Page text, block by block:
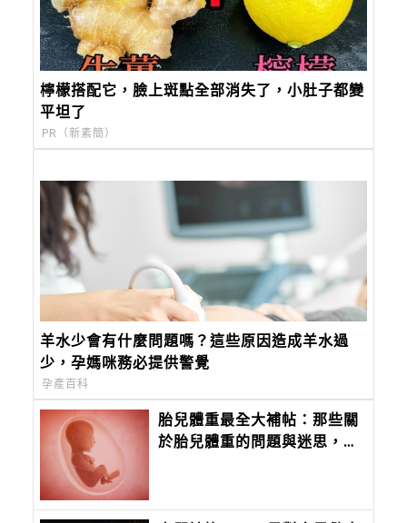
檸檬搭配它，臉上斑點全部消失了，小肚子都變
平坦了
PR（新素簡）
羊水少會有什麼問題嗎？這些原因造成羊水過
少，孕媽咪務必提供警覺
孕產百科
胎兒體重最全大補帖：那些關
於胎兒體重的問題與迷思，全